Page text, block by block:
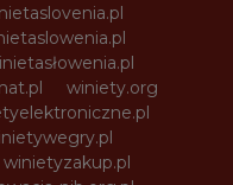
winiety.org
winietyzakup.pl